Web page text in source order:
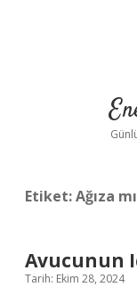
Etiket:Ağıza
Avucunun
Tarih: Ekim 28, 2024